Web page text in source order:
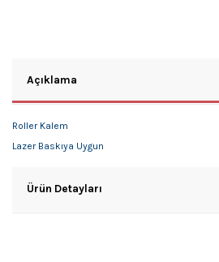
Açıklama
Roller Kalem
Lazer Baskıya Uygun
Ürün Detayları